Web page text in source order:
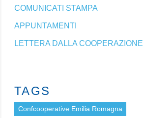
COMUNICATI STAMPA
APPUNTAMENTI
LETTERA DALLA COOPERAZIONE
TAGS
Confcooperative Emilia Romagna